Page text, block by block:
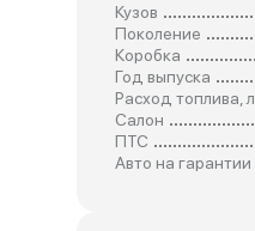
Кузов
Поколение
Коробка
Год выпуска
Расход топлива, л
Салон
ПТС
Авто на гарантии